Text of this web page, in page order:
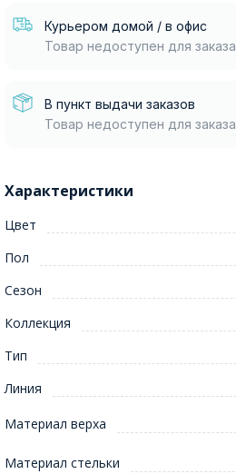
Курьером домой / в офис
Товар недоступен для заказа
В пункт выдачи заказов
Товар недоступен для заказа
Характеристики
Цвет
Пол
Сезон
Коллекция
Тип
Линия
Материал верха
Материал стельки